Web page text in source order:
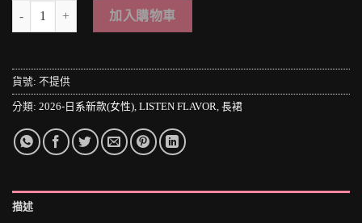
＊MINI PUNK LOLO＊日本原宿街頭-闇夜に揺らめくシルエットに
加入購物車
貨號: 不提供
分類: 2026-日系新款(女性) LISTEN FLAVOR 長裙
描述